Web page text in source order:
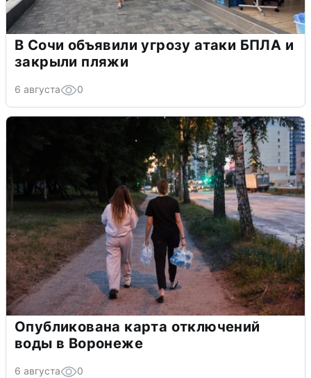
В Сочи объявили угрозу атаки БПЛА и
закрыли пляжи
6 августа 0
Опубликована карта отключений
воды в Воронеже
6 августа 0